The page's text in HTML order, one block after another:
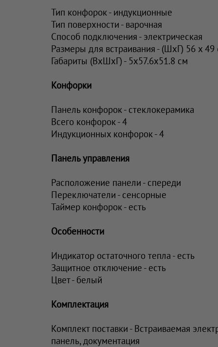
Тип конфорок - индукционные
Тип поверхности - варочная
Способ подключения - электрическая
Размеры для встраивания - (ШхГ) 56 x 49
Габариты (ВхШхГ) - 5х57.6x51.8 см
Конфорки
Панель конфорок - стеклокерамика
Всего конфорок - 4
Индукционных конфорок - 4
Панель управления
Расположение панели - спереди
Переключатели - сенсорные
Таймер конфорок - есть
Особенности
Индикатор остаточного тепла - есть
Защитное отключение - есть
Цвет - белый
Комплектация
Комплект поставки - Встраиваемая
панель, документация